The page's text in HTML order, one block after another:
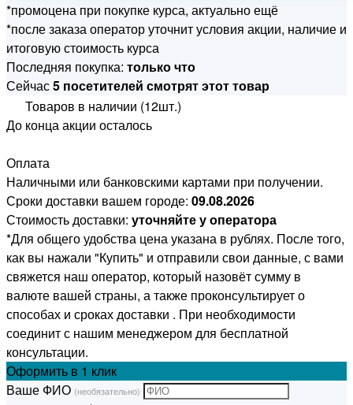
*промоцена при покупке курса, актуально ещё
*после заказа оператор уточнит условия акции, наличие и
итоговую стоимость курса
Последняя покупка: только что
Сейчас5 посетителей смотрят этот товар
Товаров в наличии (12шт.)
До конца акции осталось
Оплата
Наличными или банковскими картами при получении.
Сроки доставки вашем городе: 09.08.2026
Стоимость доставки: уточняйте у оператора
*Для общего удобства цена указана в рублях. После того,
как вы нажали "Купить" и отправили свои данные, с вами
свяжется наш оператор, который назовёт сумму в
валюте вашей страны, а также проконсультирует о
способах и сроках доставки . При необходимости
соединит с нашим менеджером для бесплатной
консультации.
Оформить в 1 клик
Ваше ФИО (необязательно)